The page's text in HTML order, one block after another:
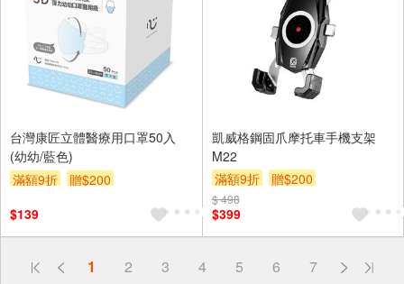
台灣康匠立體醫療用口罩50入
(幼幼/藍色)
滿額9折
贈$200
$139
凱威格鋼固爪摩托車手機支架
M22
滿額9折
贈$200
$ 498
$399
1 2 3 4 5 6 7
偏遠地區配送